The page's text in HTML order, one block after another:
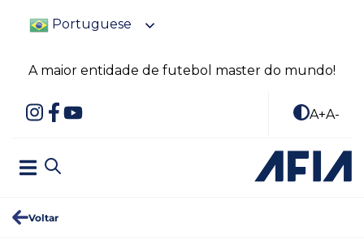
Portuguese
A maior entidade de futebol master do mundo!
A+A-
Voltar